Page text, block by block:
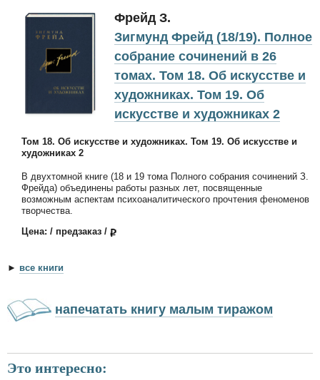
Фрейд З.
Зигмунд Фрейд (18/19). Полное
собрание сочинений в 26
томах. Том 18. Об искусстве и
художниках. Том 19. Об
искусстве и художниках 2
Том 18. Об искусстве и художниках. Том 19. Об искусстве и
художниках 2
В двухтомной книге (18 и 19 тома Полного собрания сочинений З.
Фрейда) объединены работы разных лет, посвященные
возможным аспектам психоаналитического прочтения феноменов
творчества.
Цена: / предзаказ /
► все книги
напечатать книгу малым тиражом
Это интересно: